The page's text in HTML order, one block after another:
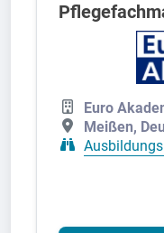
Euro
Meißen,